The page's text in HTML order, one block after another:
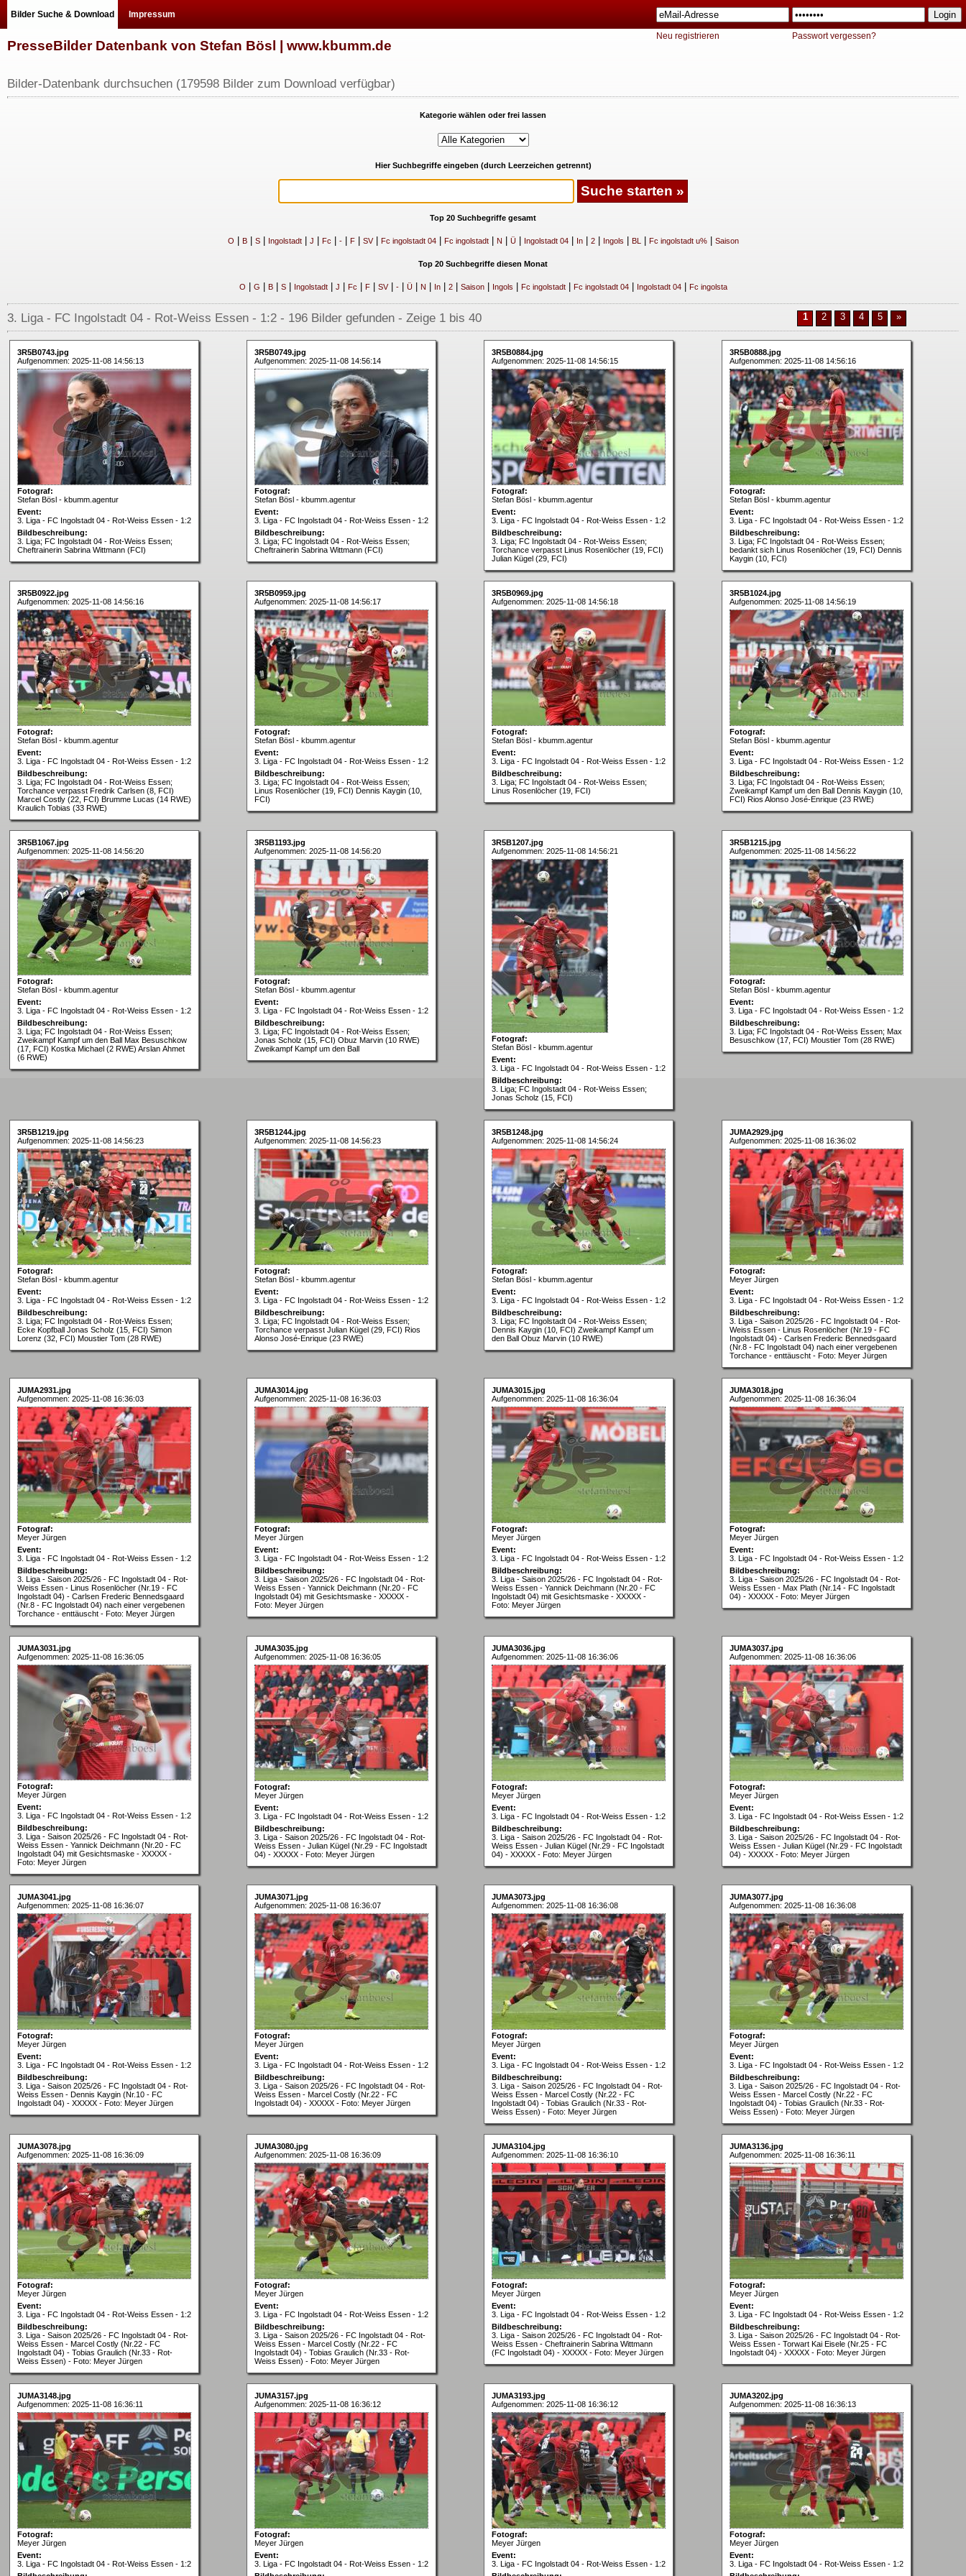
Bilder Suche & Download Impressum
Neu registrieren Passwort vergessen?
PresseBilder Datenbank von Stefan Bösl | www.kbumm.de
Bilder-Datenbank durchsuchen (179598 Bilder zum Download verfügbar)
Kategorie wählen oder frei lassen
Hier Suchbegriffe eingeben (durch Leerzeichen getrennt)
Top 20 Suchbegriffe gesamt
O B| S| Ingolstadt| J Fc -| F| SV| Fc ingolstadt 04| Fc ingolstadt| N Ü Ingolstadt 04| In| 2| Ingols BL | Fc ingolstadt u%| Saison
Top 20 Suchbegriffe diesen Monat
O G B| S| Ingolstadt| J Fc F| SV| -| Ü| N In| 2| Saison| Ingols Fc ingolstadt| Fc ingolstadt 04| Ingolstadt 04| Fc ingolsta
3. Liga - FC Ingolstadt 04 - Rot-Weiss Essen - 1:2 - 196 Bilder gefunden - Zeige 1 bis 40 1 2 3 4 5 »
3R5B0743.jpg
Aufgenommen: 2025-11-08 14:56:13
Fotograf:
Stefan Bösl - kbumm.agentur
Event:
3. Liga - FC Ingolstadt 04 - Rot-Weiss Essen - 1:2
Bildbeschreibung:
3. Liga; FC Ingolstadt 04 - Rot-Weiss Essen;
Cheftrainerin Sabrina Wittmann (FCI)
3R5B0749.jpg
Aufgenommen: 2025-11-08 14:56:14
Fotograf:
Stefan Bösl - kbumm.agentur
Event:
3. Liga - FC Ingolstadt 04 - Rot-Weiss Essen - 1:2
Bildbeschreibung:
3. Liga; FC Ingolstadt 04 - Rot-Weiss Essen;
Cheftrainerin Sabrina Wittmann (FCI)
3R5B0884.jpg
Aufgenommen: 2025-11-08 14:56:15
Fotograf:
Stefan Bösl - kbumm.agentur
Event:
3. Liga - FC Ingolstadt 04 - Rot-Weiss Essen - 1:2
Bildbeschreibung:
3. Liga; FC Ingolstadt 04 - Rot-Weiss Essen;
Torchance verpasst Linus Rosenlöcher (19, FCI)
Julian Kügel (29, FCI)
3R5B0888.jpg
Aufgenommen: 2025-11-08 14:56:16
Fotograf:
Stefan Bösl - kbumm.agentur
Event:
3. Liga - FC Ingolstadt 04 - Rot-Weiss Essen - 1:2
Bildbeschreibung:
3. Liga; FC Ingolstadt 04 - Rot-Weiss Essen;
bedankt sich Linus Rosenlöcher (19, FCI) Dennis
Kaygin (10, FCI)
3R5B0922.jpg
Aufgenommen: 2025-11-08 14:56:16
Fotograf:
Stefan Bösl - kbumm.agentur
Event:
3. Liga - FC Ingolstadt 04 - Rot-Weiss Essen - 1:2
Bildbeschreibung:
3. Liga; FC Ingolstadt 04 - Rot-Weiss Essen;
Torchance verpasst Fredrik Carlsen (8, FCI)
Marcel Costly (22, FCI) Brumme Lucas (14 RWE)
Kraulich Tobias (33 RWE)
3R5B0959.jpg
Aufgenommen: 2025-11-08 14:56:17
Fotograf:
Stefan Bösl - kbumm.agentur
Event:
3. Liga - FC Ingolstadt 04 - Rot-Weiss Essen - 1:2
Bildbeschreibung:
3. Liga; FC Ingolstadt 04 - Rot-Weiss Essen;
Linus Rosenlöcher (19, FCI) Dennis Kaygin (10,
FCI)
3R5B0969.jpg
Aufgenommen: 2025-11-08 14:56:18
Fotograf:
Stefan Bösl - kbumm.agentur
Event:
3. Liga - FC Ingolstadt 04 - Rot-Weiss Essen - 1:2
Bildbeschreibung:
3. Liga; FC Ingolstadt 04 - Rot-Weiss Essen;
Linus Rosenlöcher (19, FCI)
3R5B1024.jpg
Aufgenommen: 2025-11-08 14:56:19
Fotograf:
Stefan Bösl - kbumm.agentur
Event:
3. Liga - FC Ingolstadt 04 - Rot-Weiss Essen - 1:2
Bildbeschreibung:
3. Liga; FC Ingolstadt 04 - Rot-Weiss Essen;
Zweikampf Kampf um den Ball Dennis Kaygin (10,
FCI) Rios Alonso José-Enrique (23 RWE)
3R5B1067.jpg
Aufgenommen: 2025-11-08 14:56:20
Fotograf:
Stefan Bösl - kbumm.agentur
Event:
3. Liga - FC Ingolstadt 04 - Rot-Weiss Essen - 1:2
Bildbeschreibung:
3. Liga; FC Ingolstadt 04 - Rot-Weiss Essen;
Zweikampf Kampf um den Ball Max Besuschkow
(17, FCI) Kostka Michael (2 RWE) Arslan Ahmet
(6 RWE)
3R5B1193.jpg
Aufgenommen: 2025-11-08 14:56:20
Fotograf:
Stefan Bösl - kbumm.agentur
Event:
3. Liga - FC Ingolstadt 04 - Rot-Weiss Essen - 1:2
Bildbeschreibung:
3. Liga; FC Ingolstadt 04 - Rot-Weiss Essen;
Jonas Scholz (15, FCI) Obuz Marvin (10 RWE)
Zweikampf Kampf um den Ball
3R5B1207.jpg
Aufgenommen: 2025-11-08 14:56:21
Fotograf:
Stefan Bösl - kbumm.agentur
Event:
3. Liga - FC Ingolstadt 04 - Rot-Weiss Essen - 1:2
Bildbeschreibung:
3. Liga; FC Ingolstadt 04 - Rot-Weiss Essen;
Jonas Scholz (15, FCI)
3R5B1215.jpg
Aufgenommen: 2025-11-08 14:56:22
Fotograf:
Stefan Bösl - kbumm.agentur
Event:
3. Liga - FC Ingolstadt 04 - Rot-Weiss Essen - 1:2
Bildbeschreibung:
3. Liga; FC Ingolstadt 04 - Rot-Weiss Essen; Max
Besuschkow (17, FCI) Moustier Tom (28 RWE)
3R5B1219.jpg
Aufgenommen: 2025-11-08 14:56:23
Fotograf:
Stefan Bösl - kbumm.agentur
Event:
3. Liga - FC Ingolstadt 04 - Rot-Weiss Essen - 1:2
Bildbeschreibung:
3. Liga; FC Ingolstadt 04 - Rot-Weiss Essen;
Ecke Kopfball Jonas Scholz (15, FCI) Simon
Lorenz (32, FCI) Moustier Tom (28 RWE)
3R5B1244.jpg
Aufgenommen: 2025-11-08 14:56:23
Fotograf:
Stefan Bösl - kbumm.agentur
Event:
3. Liga - FC Ingolstadt 04 - Rot-Weiss Essen - 1:2
Bildbeschreibung:
3. Liga; FC Ingolstadt 04 - Rot-Weiss Essen;
Torchance verpasst Julian Kügel (29, FCI) Rios
Alonso José-Enrique (23 RWE)
3R5B1248.jpg
Aufgenommen: 2025-11-08 14:56:24
Fotograf:
Stefan Bösl - kbumm.agentur
Event:
3. Liga - FC Ingolstadt 04 - Rot-Weiss Essen - 1:2
Bildbeschreibung:
3. Liga; FC Ingolstadt 04 - Rot-Weiss Essen;
Dennis Kaygin (10, FCI) Zweikampf Kampf um
den Ball Obuz Marvin (10 RWE)
JUMA2929.jpg
Aufgenommen: 2025-11-08 16:36:02
Fotograf:
Meyer Jürgen
Event:
3. Liga - FC Ingolstadt 04 - Rot-Weiss Essen - 1:2
Bildbeschreibung:
3. Liga - Saison 2025/26 - FC Ingolstadt 04 - Rot-
Weiss Essen - Linus Rosenlöcher (Nr.19 - FC
Ingolstadt 04) - Carlsen Frederic Bennedsgaard
(Nr.8 - FC Ingolstadt 04) nach einer vergebenen
Torchance - enttäuscht - Foto: Meyer Jürgen
JUMA2931.jpg
Aufgenommen: 2025-11-08 16:36:03
Fotograf:
Meyer Jürgen
Event:
3. Liga - FC Ingolstadt 04 - Rot-Weiss Essen - 1:2
Bildbeschreibung:
3. Liga - Saison 2025/26 - FC Ingolstadt 04 - Rot-
Weiss Essen - Linus Rosenlöcher (Nr.19 - FC
Ingolstadt 04) - Carlsen Frederic Bennedsgaard
(Nr.8 - FC Ingolstadt 04) nach einer vergebenen
Torchance - enttäuscht - Foto: Meyer Jürgen
JUMA3014.jpg
Aufgenommen: 2025-11-08 16:36:03
Fotograf:
Meyer Jürgen
Event:
3. Liga - FC Ingolstadt 04 - Rot-Weiss Essen - 1:2
Bildbeschreibung:
3. Liga - Saison 2025/26 - FC Ingolstadt 04 - Rot-
Weiss Essen - Yannick Deichmann (Nr.20 - FC
Ingolstadt 04) mit Gesichtsmaske - XXXXX -
Foto: Meyer Jürgen
JUMA3015.jpg
Aufgenommen: 2025-11-08 16:36:04
Fotograf:
Meyer Jürgen
Event:
3. Liga - FC Ingolstadt 04 - Rot-Weiss Essen - 1:2
Bildbeschreibung:
3. Liga - Saison 2025/26 - FC Ingolstadt 04 - Rot-
Weiss Essen - Yannick Deichmann (Nr.20 - FC
Ingolstadt 04) mit Gesichtsmaske - XXXXX -
Foto: Meyer Jürgen
JUMA3018.jpg
Aufgenommen: 2025-11-08 16:36:04
Fotograf:
Meyer Jürgen
Event:
3. Liga - FC Ingolstadt 04 - Rot-Weiss Essen - 1:2
Bildbeschreibung:
3. Liga - Saison 2025/26 - FC Ingolstadt 04 - Rot-
Weiss Essen - Max Plath (Nr.14 - FC Ingolstadt
04) - XXXXX - Foto: Meyer Jürgen
JUMA3031.jpg
Aufgenommen: 2025-11-08 16:36:05
Fotograf:
Meyer Jürgen
Event:
3. Liga - FC Ingolstadt 04 - Rot-Weiss Essen - 1:2
Bildbeschreibung:
3. Liga - Saison 2025/26 - FC Ingolstadt 04 - Rot-
Weiss Essen - Yannick Deichmann (Nr.20 - FC
Ingolstadt 04) mit Gesichtsmaske - XXXXX -
Foto: Meyer Jürgen
JUMA3035.jpg
Aufgenommen: 2025-11-08 16:36:05
Fotograf:
Meyer Jürgen
Event:
3. Liga - FC Ingolstadt 04 - Rot-Weiss Essen - 1:2
Bildbeschreibung:
3. Liga - Saison 2025/26 - FC Ingolstadt 04 - Rot-
Weiss Essen - Julian Kügel (Nr.29 - FC Ingolstadt
04) - XXXXX - Foto: Meyer Jürgen
JUMA3036.jpg
Aufgenommen: 2025-11-08 16:36:06
Fotograf:
Meyer Jürgen
Event:
3. Liga - FC Ingolstadt 04 - Rot-Weiss Essen - 1:2
Bildbeschreibung:
3. Liga - Saison 2025/26 - FC Ingolstadt 04 - Rot-
Weiss Essen - Julian Kügel (Nr.29 - FC Ingolstadt
04) - XXXXX - Foto: Meyer Jürgen
JUMA3037.jpg
Aufgenommen: 2025-11-08 16:36:06
Fotograf:
Meyer Jürgen
Event:
3. Liga - FC Ingolstadt 04 - Rot-Weiss Essen - 1:2
Bildbeschreibung:
3. Liga - Saison 2025/26 - FC Ingolstadt 04 - Rot-
Weiss Essen - Julian Kügel (Nr.29 - FC Ingolstadt
04) - XXXXX - Foto: Meyer Jürgen
JUMA3041.jpg
Aufgenommen: 2025-11-08 16:36:07
Fotograf:
Meyer Jürgen
Event:
3. Liga - FC Ingolstadt 04 - Rot-Weiss Essen - 1:2
Bildbeschreibung:
3. Liga - Saison 2025/26 - FC Ingolstadt 04 - Rot-
Weiss Essen - Dennis Kaygin (Nr.10 - FC
Ingolstadt 04) - XXXXX - Foto: Meyer Jürgen
JUMA3071.jpg
Aufgenommen: 2025-11-08 16:36:07
Fotograf:
Meyer Jürgen
Event:
3. Liga - FC Ingolstadt 04 - Rot-Weiss Essen - 1:2
Bildbeschreibung:
3. Liga - Saison 2025/26 - FC Ingolstadt 04 - Rot-
Weiss Essen - Marcel Costly (Nr.22 - FC
Ingolstadt 04) - XXXXX - Foto: Meyer Jürgen
JUMA3073.jpg
Aufgenommen: 2025-11-08 16:36:08
Fotograf:
Meyer Jürgen
Event:
3. Liga - FC Ingolstadt 04 - Rot-Weiss Essen - 1:2
Bildbeschreibung:
3. Liga - Saison 2025/26 - FC Ingolstadt 04 - Rot-
Weiss Essen - Marcel Costly (Nr.22 - FC
Ingolstadt 04) - Tobias Graulich (Nr.33 - Rot-
Weiss Essen) - Foto: Meyer Jürgen
JUMA3077.jpg
Aufgenommen: 2025-11-08 16:36:08
Fotograf:
Meyer Jürgen
Event:
3. Liga - FC Ingolstadt 04 - Rot-Weiss Essen - 1:2
Bildbeschreibung:
3. Liga - Saison 2025/26 - FC Ingolstadt 04 - Rot-
Weiss Essen - Marcel Costly (Nr.22 - FC
Ingolstadt 04) - Tobias Graulich (Nr.33 - Rot-
Weiss Essen) - Foto: Meyer Jürgen
JUMA3078.jpg
Aufgenommen: 2025-11-08 16:36:09
Fotograf:
Meyer Jürgen
Event:
3. Liga - FC Ingolstadt 04 - Rot-Weiss Essen - 1:2
Bildbeschreibung:
3. Liga - Saison 2025/26 - FC Ingolstadt 04 - Rot-
Weiss Essen - Marcel Costly (Nr.22 - FC
Ingolstadt 04) - Tobias Graulich (Nr.33 - Rot-
Weiss Essen) - Foto: Meyer Jürgen
JUMA3080.jpg
Aufgenommen: 2025-11-08 16:36:09
Fotograf:
Meyer Jürgen
Event:
3. Liga - FC Ingolstadt 04 - Rot-Weiss Essen - 1:2
Bildbeschreibung:
3. Liga - Saison 2025/26 - FC Ingolstadt 04 - Rot-
Weiss Essen - Marcel Costly (Nr.22 - FC
Ingolstadt 04) - Tobias Graulich (Nr.33 - Rot-
Weiss Essen) - Foto: Meyer Jürgen
JUMA3104.jpg
Aufgenommen: 2025-11-08 16:36:10
Fotograf:
Meyer Jürgen
Event:
3. Liga - FC Ingolstadt 04 - Rot-Weiss Essen - 1:2
Bildbeschreibung:
3. Liga - Saison 2025/26 - FC Ingolstadt 04 - Rot-
Weiss Essen - Cheftrainerin Sabrina Wittmann
(FC Ingolstadt 04) - XXXXX - Foto: Meyer Jürgen
JUMA3136.jpg
Aufgenommen: 2025-11-08 16:36:11
Fotograf:
Meyer Jürgen
Event:
3. Liga - FC Ingolstadt 04 - Rot-Weiss Essen - 1:2
Bildbeschreibung:
3. Liga - Saison 2025/26 - FC Ingolstadt 04 - Rot-
Weiss Essen - Torwart Kai Eisele (Nr.25 - FC
Ingolstadt 04) - XXXXX - Foto: Meyer Jürgen
JUMA3148.jpg
Aufgenommen: 2025-11-08 16:36:11
Fotograf:
Meyer Jürgen
Event:
3. Liga - FC Ingolstadt 04 - Rot-Weiss Essen - 1:2
JUMA3157.jpg
Aufgenommen: 2025-11-08 16:36:12
Fotograf:
Meyer Jürgen
Event:
3. Liga - FC Ingolstadt 04 - Rot-Weiss Essen - 1:2
JUMA3193.jpg
Aufgenommen: 2025-11-08 16:36:12
Fotograf:
Meyer Jürgen
Event:
3. Liga - FC Ingolstadt 04 - Rot-Weiss Essen - 1:2
JUMA3202.jpg
Aufgenommen: 2025-11-08 16:36:13
Fotograf:
Meyer Jürgen
Event:
3. Liga - FC Ingolstadt 04 - Rot-Weiss Essen - 1:2